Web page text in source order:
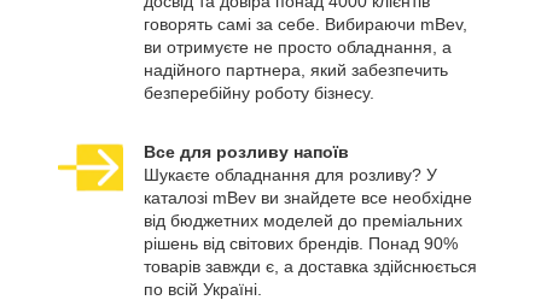
говорять самі за себе. Вибираючи mBev,
ви отримуєте не просто обладнання, а
надійного партнера, який забезпечить
безперебійну роботу бізнесу.
Все для розливу напоїв
Шукаєте обладнання для розливу? У
каталозі mBev ви знайдете все необхідне
від бюджетних моделей до преміальних
рішень від світових брендів. Понад 90%
товарів завжди є, а доставка здійснюється
по всій Україні.